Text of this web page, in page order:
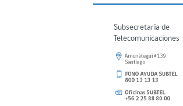
Subsecretaría de
Telecomunicaciones